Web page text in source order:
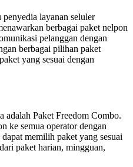
penyedia layanan seluler
berbagai paket nelpon
pelanggan dengan
berbagai pilihan paket
yang sesuai dengan
adalah Paket Freedom Combo.
ke semua operator dengan
memilih paket yang sesuai
paket harian, mingguan,